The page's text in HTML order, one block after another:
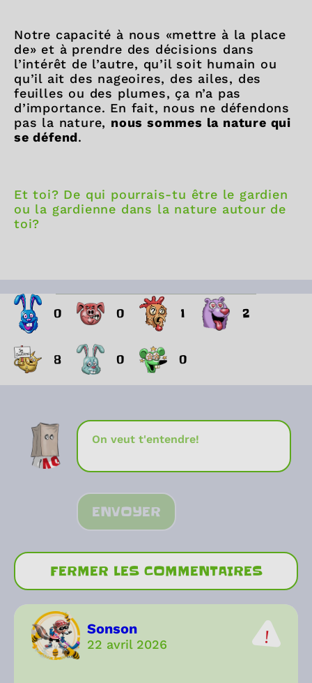
Notre capacité à nous «mettre à la place
de» et à prendre des décisions dans
l’intérêt de l’autre, qu’il soit humain ou
qu’il ait des nageoires, des ailes, des
feuilles ou des plumes, ça n’a pas
d’importance. En fait, nous ne défendons
pas la nature, nous sommes la nature qui
se défend.
Et toi? De qui pourrais-tu être le gardien
ou la gardienne dans la nature autour de
toi?
0 0 1 2
8 0 0
ENVOYER
FERMER LES COMMENTAIRES
Sonson
22 avril 2026